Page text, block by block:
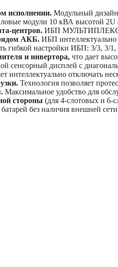
исполнении. Модульный
модули 10 кВА высотой 2U
центров. ИБП МУЛЬТИПЛЕКС
АКБ. ИБП интеллектуально
гибкой настройки ИБП: 3/3, 3/
и инвертора, что дает
сенсорный дисплей с
интеллектуально отключать
Технология позволяет
Максимальное удобство для
стороны (для 4-слотовых и 6-
без наличия внешней сети